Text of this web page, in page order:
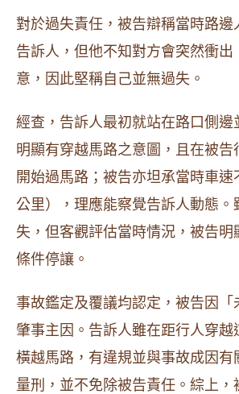
對於過失責任，被告辯稱當時路邊
告訴人，但他不知對方會突然衝出
意，因此堅稱自己並無過失。
經查，告訴人最初就站在路口側邊
明顯有穿越馬路之意圖，且在被告
開始過馬路；被告亦坦承當時車
公里），理應能察覺告訴人動態。
失，但客觀評估當時情況，被告明
條件停讓。
事故鑑定及覆議均認定，被告因「
肇事主因。告訴人雖在距行人穿越
橫越馬路，有違規並與事故成因有
量刑，並不免除被告責任。綜上，